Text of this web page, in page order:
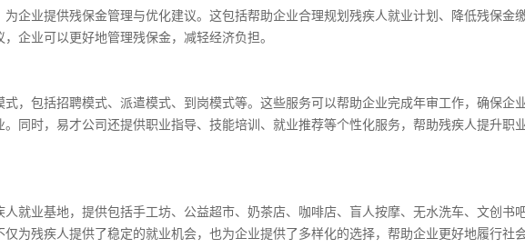
企业提供残保金管理与优化建议。这包括帮助企业合理规划残疾人就业计划、降低残保金
企业可以更好地管理残保金，减轻经济负担。
，包括招聘模式、派遣模式、到岗模式等。这些服务可以帮助企业完成年审工作，确保企
同时，易才公司还提供职业指导、技能培训、就业推荐等个性化服务，帮助残疾人提升职
就业基地，提供包括手工坊、公益超市、奶茶店、咖啡店、盲人按摩、无水洗车、文创书
为残疾人提供了稳定的就业机会，也为企业提供了多样化的选择，帮助企业更好地履行社